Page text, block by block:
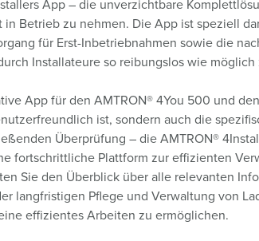
App – die unverzichtbare
in Betrieb zu nehmen. Die App ist speziell
für Erst-Inbetriebnahmen sowie die
Installateure so reibungslos wie möglich
App für den AMTRON® 4You 500 und
ist, sondern auch die
Überprüfung – die AMTRON®
fortschrittliche Plattform zur effizienten
Sie den Überblick über alle relevanten
langfristigen Pflege und Verwaltung von
effizientes Arbeiten zu ermöglichen.